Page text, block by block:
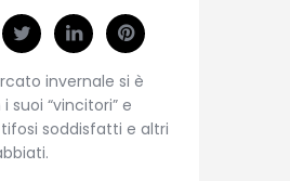
invernale si è
suoi “vincitori” e
tifosi soddisfatti e altri